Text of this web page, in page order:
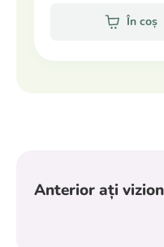
În coș
Anterior ați